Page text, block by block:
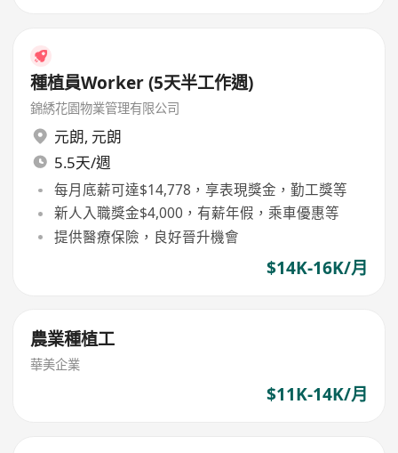
種植員Worker (5天半工作週)
錦綉花園物業管理有限公司
元朗, 元朗
5.5天/週
每月底薪可達$14,778，享表現獎金，勤工獎等
新人入職獎金$4,000，有薪年假，乘車優惠等
提供醫療保險，良好晉升機會
$14K-16K/月
農業種植工
華美企業
$11K-14K/月